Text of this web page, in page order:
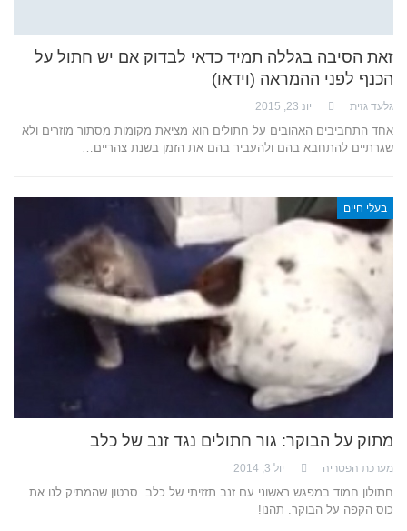
זאת הסיבה בגללה תמיד כדאי לבדוק אם יש חתול על
הכנף לפני ההמראה (וידאו)
גלעד גזית יונ 23, 2015
אחד התחביבים האהובים על חתולים הוא מציאת מקומות מסתור מוזרים ולא
שגרתיים להתחבא בהם ולהעביר בהם את הזמן בשנת צהריים…
בעלי חיים
מתוק על הבוקר: גור חתולים נגד זנב של כלב
מערכת הפטריה יול 3, 2014
חתולון חמוד במפגש ראשוני עם זנב תזזיתי של כלב. סרטון שהמתיק לנו את
כוס הקפה על הבוקר. תהנו!